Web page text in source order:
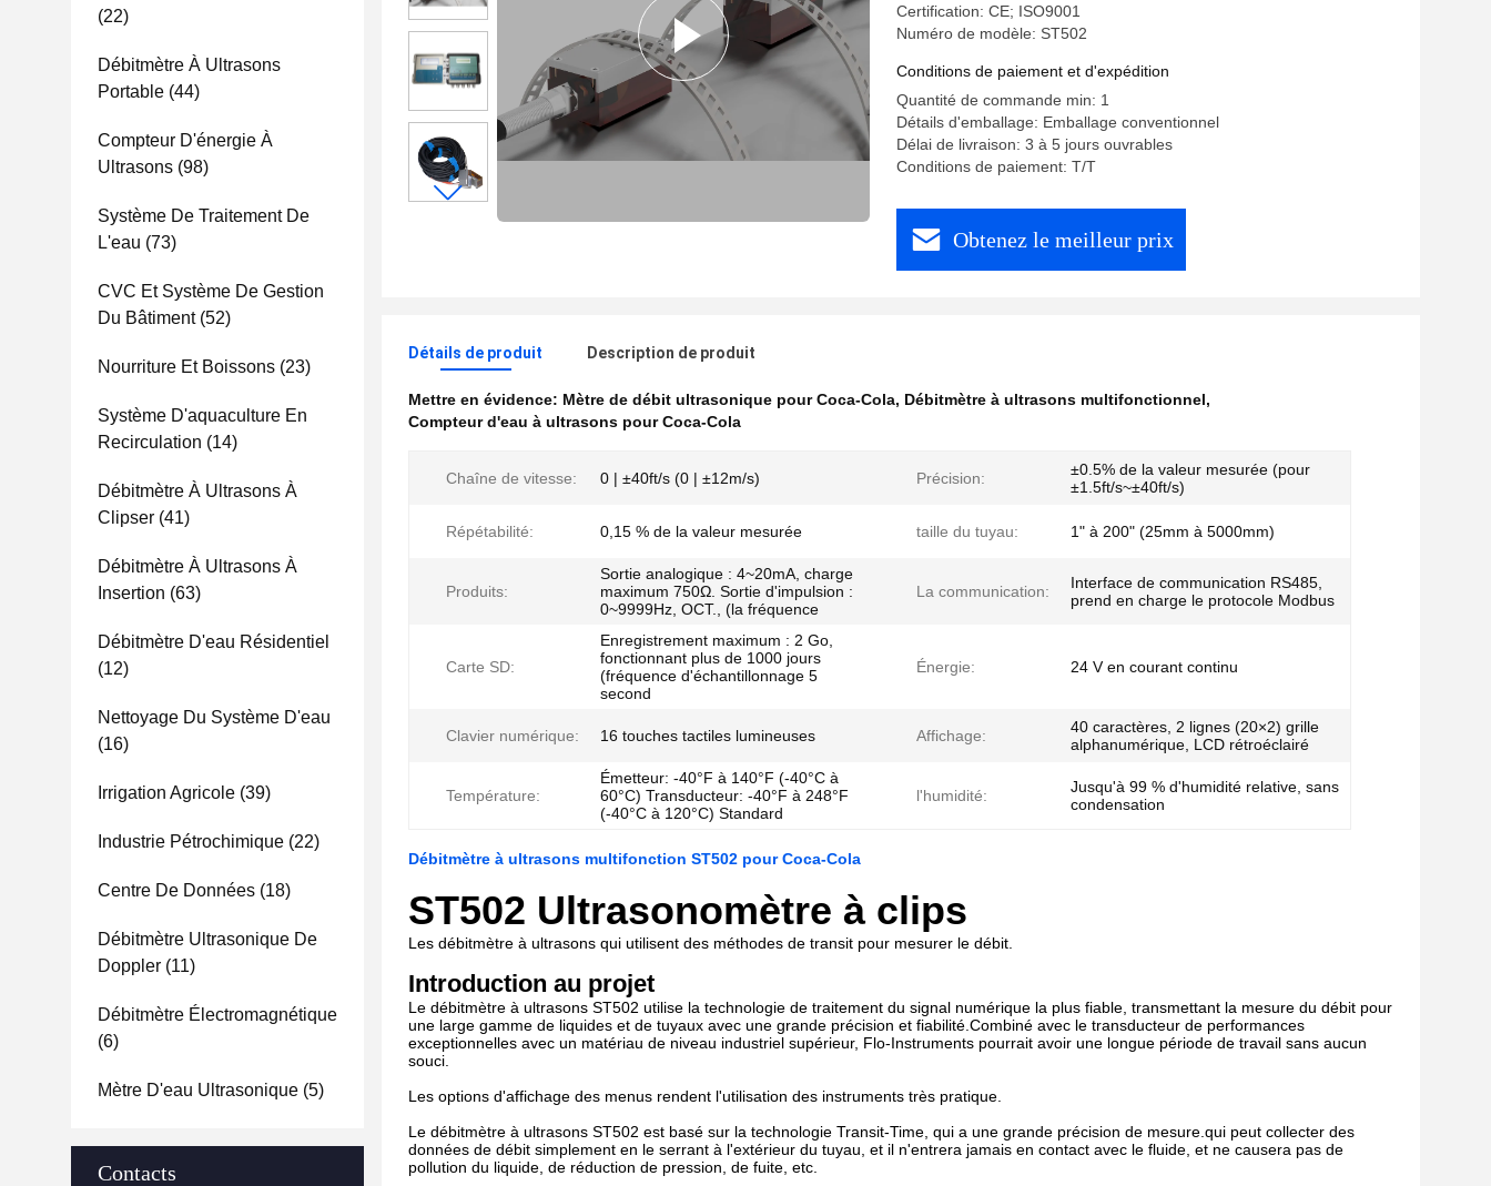
(22)
Débitmètre À Ultrasons
Portable (44)
Compteur D'énergie À
Ultrasons (98)
Système De Traitement De
L'eau (73)
CVC Et Système De Gestion
Du Bâtiment(52)
Nourriture Et Boissons (23)
Système D'aquaculture En
Recirculation (14)
Débitmètre À Ultrasons À
Clipser (41)
Débitmètre À Ultrasons À
Insertion (63)
Débitmètre D'eau Résidentiel
(12)
Nettoyage Du Système D'eau
(16)
Irrigation Agricole (39)
Industrie Pétrochimique (22)
Centre De Données (18)
Débitmètre Ultrasonique De
Doppler (11)
Débitmètre Électromagnétique
(6)
Mètre D'eau Ultrasonique (5)
Contacts
Certification: CE; ISO9001
Numéro de modèle: ST502
Conditions de paiement et d'expédition
Quantité de commande min: 1
Détails d'emballage: Emballage conventionnel
Délai de livraison: 3 à 5 jours ouvrables
Conditions de paiement: T/T
Obtenez le meilleur prix
Détails de produit Description de produit
Mettre en évidence: Mètre de débit ultrasonique pour Coca-Cola, Débitmètre à ultrasons multifonctionnel,
Compteur d'eau à ultrasons pour Coca-Cola
Chaîne de vitesse: 0 | ±40ft/s (0 | ±12m/s) Précision:
±0.5% de la valeur mesurée (pour
±1.5ft/s~±40ft/s)
Répétabilité: 0,15 % de la valeur mesurée taille du tuyau: 1" à 200" (25mm à 5000mm)
Produits:
Sortie analogique : 4~20mA, charge
maximum 750Ω. Sortie d'impulsion :
0~9999Hz, OCT., (la fréquence
La communication:
Interface de communication RS485,
prend en charge le protocole Modbus
Carte SD:
Enregistrement maximum : 2 Go,
fonctionnant plus de 1000 jours
(fréquence d'échantillonnage 5
second
Énergie: 24 V en courant continu
Clavier numérique: 16 touches tactiles lumineuses Affichage:
40 caractères, 2 lignes (20×2) grille
alphanumérique, LCD rétroéclairé
Température:
Émetteur: -40°F à 140°F (-40°C à
60°C) Transducteur: -40°F à 248°F
(-40°C à 120°C) Standard
l'humidité:
Jusqu'à 99 % d'humidité relative, sans
condensation
Débitmètre à ultrasons multifonction ST502 pour Coca-Cola
ST502 Ultrasonomètre à clips
Les débitmètre à ultrasons qui utilisent des méthodes de transit pour mesurer le débit.
Introduction au projet
Le débitmètre à ultrasons ST502 utilise la technologie de traitement du signal numérique la plus fiable, transmettant la mesure du débit pour
une large gamme de liquides et de tuyaux avec une grande précision et fiabilité.Combiné avec le transducteur de performances
exceptionnelles avec un matériau de niveau industriel supérieur, Flo-Instruments pourrait avoir une longue période de travail sans aucun
souci.
Les options d'affichage des menus rendent l'utilisation des instruments très pratique.
Le débitmètre à ultrasons ST502 est basé sur la technologie Transit-Time, qui a une grande précision de mesure.qui peut collecter des
données de débit simplement en le serrant à l'extérieur du tuyau, et il n'entrera jamais en contact avec le fluide, et ne causera pas de
pollution du liquide, de réduction de pression, de fuite, etc.